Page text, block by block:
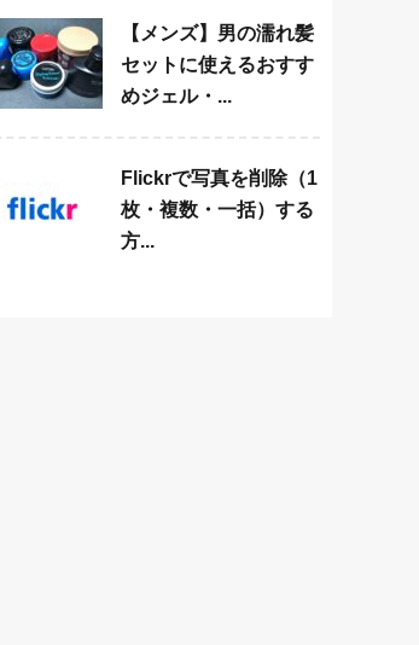
【メンズ】男の濡れ髪
セットに使えるおすす
めジェル・...
Flickrで写真を削除（1
枚・複数・一括）する
方...